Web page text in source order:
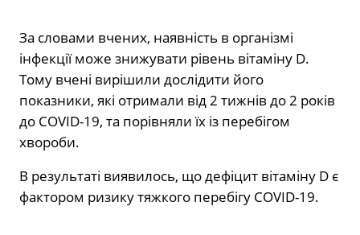
За словами вчених, наявність в організмі
інфекції може знижувати рівень вітаміну D.
Тому вчені вирішили дослідити його
показники, які отримали від 2 тижнів до 2 років
до COVID-19, та порівняли їх із перебігом
хвороби.
В результаті виявилось, що дефіцит вітаміну D є
фактором ризику тяжкого перебігу COVID-19.